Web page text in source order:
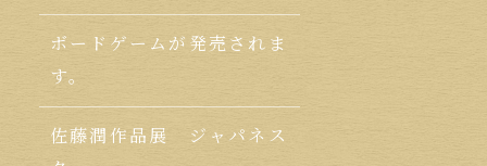
ボードゲームが発売されま
す。
佐藤潤作品展 ジャパネス